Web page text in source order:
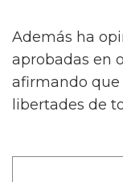
Además ha
aprobadas en
afirmando que
libertades de